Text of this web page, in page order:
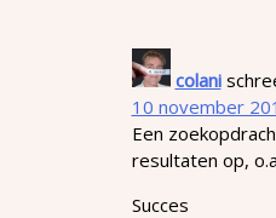
colani
10 november
Een
resultaten op,
Succes